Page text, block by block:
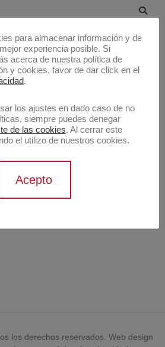
contacto
los derechos reservados. Web design
para almacenar información y de
experiencia posible. Si
acerca de nuestra política de
y cookies, favor de dar click en el
.
los ajustes en dado caso de no
siempre puedes denegar
de las cookies. Al cerrar este
el utilizo de nuestros cookies.
Acepto